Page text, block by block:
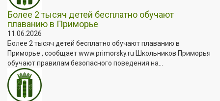
Более 2 тысяч детей бесплатно обучают
плаванию в Приморье
11.06.2026
Более 2 тысяч детей бесплатно обучают плаванию в
Приморье , сообщает www.primorsky.ru Школьников Приморья
обучают правилам безопасного поведения на...